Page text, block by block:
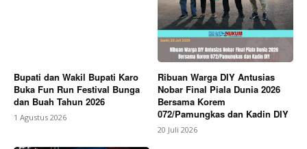
Bupati dan Wakil Bupati Karo
Buka Fun Run Festival Bunga
dan Buah Tahun 2026
1 Agustus 2026
Ribuan Warga DIY Antusias
Nobar Final Piala Dunia 2026
Bersama Korem
072/Pamungkas dan Kadin DIY
20 Juli 2026